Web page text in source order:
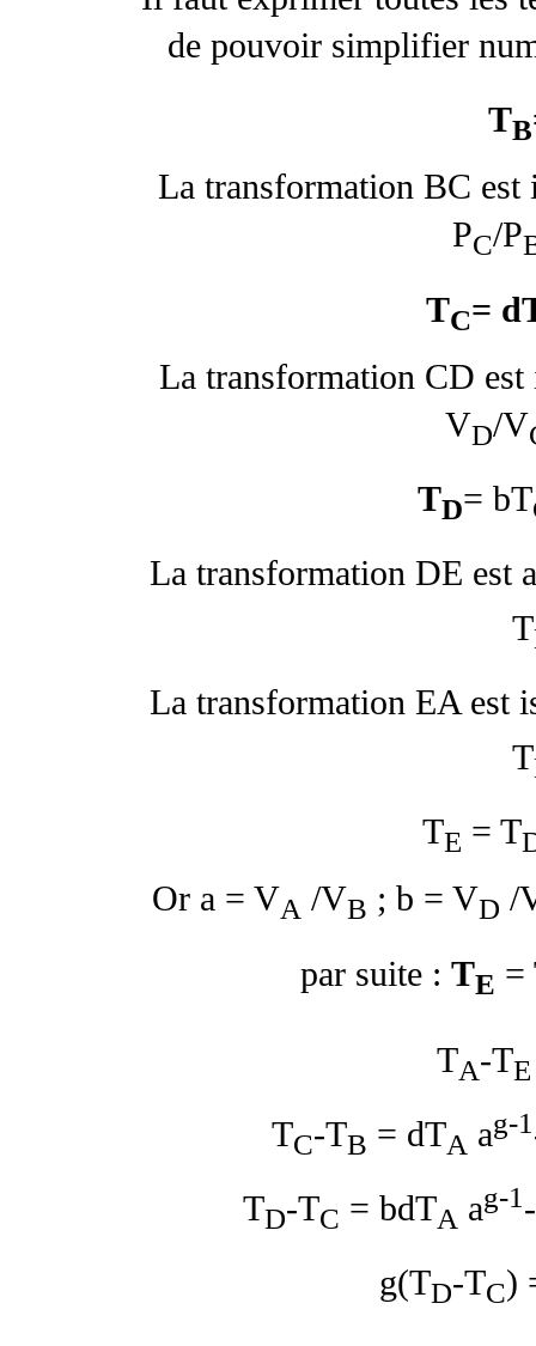
de pouvoir simplifier
TB
La transformation BC est
PC/P
TC= d
La transformation CD
VD/V
TD= bT
La transformation DE est
T
La transformation EA est
T
TE = T
Or a = VA /VB ; b = VD /
par suite : TE =
TA-TE
TC-TB = dTA ag-1
TD-TC = bdTA ag-1
g(TD-TC)